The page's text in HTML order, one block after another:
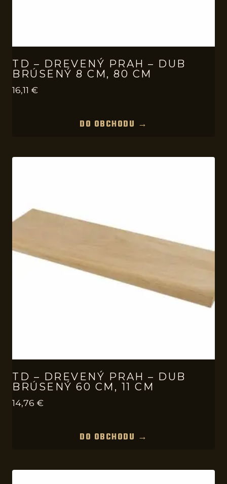
TD – DREVENÝ PRAH – DUB
BRÚSENÝ 8 CM, 80 CM
16,11 €
DO OBCHODU →
TD – DREVENÝ PRAH – DUB
BRÚSENÝ 60 CM, 11 CM
14,76 €
DO OBCHODU →